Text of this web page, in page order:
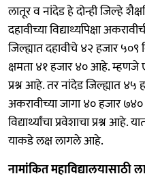
लातूर व नांदेड हे दोन्ही जिल्हे
दहावीच्या विद्यार्थ्यापेक्षा
जिल्ह्यात दहावीचे ४२ हजार ५०९
क्षमता ४१ हजार ४० आहे. म्हणजे
प्रश्न आहे. तर नांदेड जिल्ह्यात ४५
अकरावीच्या जागा ४० हजार
विद्यार्थ्यांचा प्रवेशाचा प्रश्न
याकडे लक्ष लागले आहे.
नामांकित महाविद्यालयासाठी